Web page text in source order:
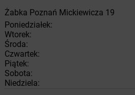
Żabka Poznań Mickiewicza 19
Poniedziałek:
Wtorek:
Środa:
Czwartek:
Piątek:
Sobota:
Niedziela: